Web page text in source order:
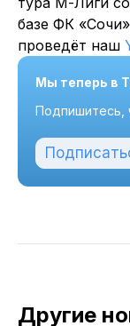
базе ФК
проведёт наш
Мы теперь в
Подпишитесь,
Другие